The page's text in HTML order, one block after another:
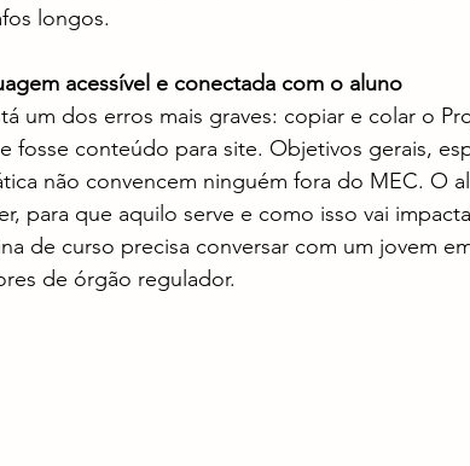
longos.
acessível e conectada com o aluno
um dos erros mais graves: copiar e colar o
fosse conteúdo para site. Objetivos gerais,
não convencem ninguém fora do MEC. O
para que aquilo serve e como isso vai
de curso precisa conversar com um jovem
de órgão regulador.